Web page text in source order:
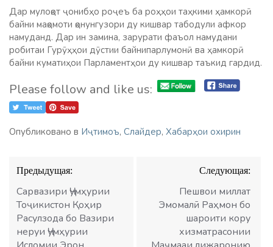
Дар мулоқот ҷонибҳо роҷеъ ба роҳҳои таҳкими ҳамкорӣ
байни мақомоти қонунгузори ду кишвар табодули афкор
намуданд. Дар ин замина, зарурати фаъол намудани
робитаи Гурӯҳҳои дӯстии байнипарлумонӣ ва ҳамкорӣ
байни куматиҳои Парламентҳои ду кишвар таъкид гардид.
Please follow and like us:
Опубликовано в Иҷтимоъ, Слайдер, Хабарҳои охирин
Навигация
по
записям
Предыдущая:
Сарвазири Ҷумҳурии
Тоҷикистон Қоҳир
Расулзода бо Вазири
неруи Ҷумҳурии
Следующая:
Пешвои миллат
Эмомалӣ Раҳмон бо
шароити кору
хизматрасонии